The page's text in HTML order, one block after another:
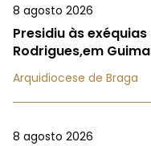
8 agosto 2026
Presidiu às
Rodrigues,em
Arquidiocese de Braga
8 agosto 2026